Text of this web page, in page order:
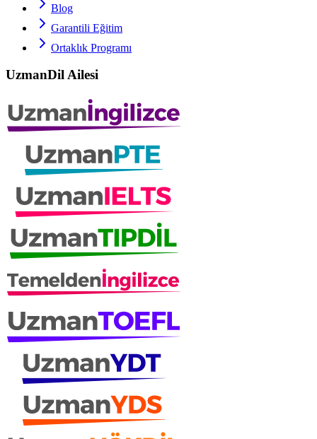
Blog
Garantili Eğitim
Ortaklık Programı
UzmanDil Ailesi